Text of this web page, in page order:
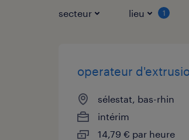
secteur lieu 1
operateur
sélestat, bas-rhin
intérim
14,79 € par heure